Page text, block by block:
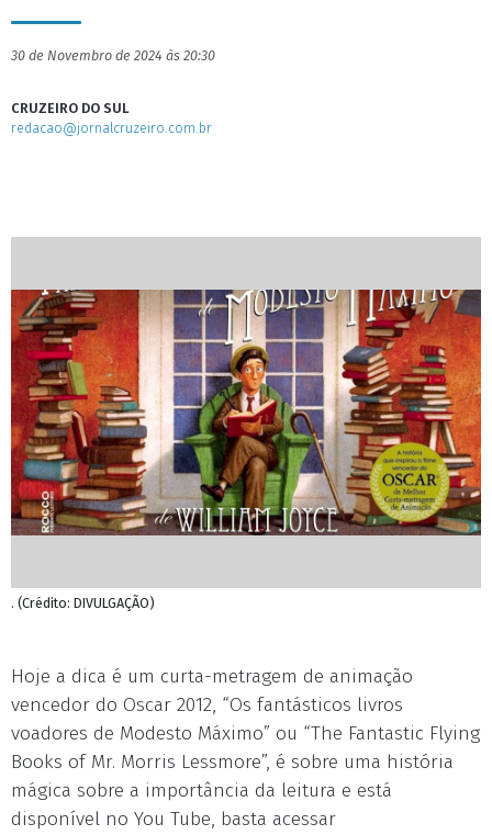
30 de Novembro de 2024 às 20:30
CRUZEIRO DO SUL
redacao@jornalcruzeiro.com.br
. (Crédito: DIVULGAÇÃO)
Hoje a dica é um curta-metragem de animação
vencedor do Oscar 2012, “Os fantásticos livros
voadores de Modesto Máximo” ou “The Fantastic Flying
Books of Mr. Morris Lessmore”, é sobre uma história
mágica sobre a importância da leitura e está
disponível no You Tube, basta acessar